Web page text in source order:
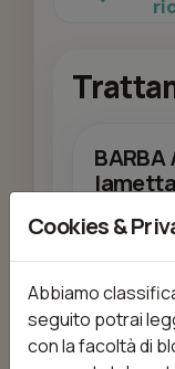
lametta
Cookies &
Abbiamo
seguito potrai
con la facoltà di